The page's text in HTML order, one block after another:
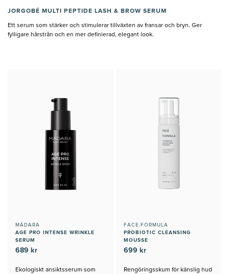
JORGOBÉ MULTI PEPTIDE LASH & BROW SERUM
Ett serum som stärker och stimulerar tillväxten av fransar och bryn. Ger
fylligare hårstrån och en mer definierad, elegant look.
MÁDARA
AGE PRO INTENSE WRINKLE
SERUM
689 kr
Ekologiskt ansiktsserum som
FACE.FORMULA
PROBIOTIC CLEANSING
MOUSSE
699 kr
Rengöringsskum för känslig hud